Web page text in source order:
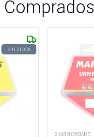
SIN STOCK
21682026BARB